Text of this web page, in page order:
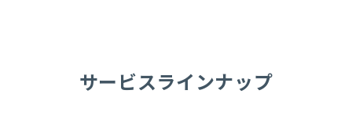
サービスラインナップ